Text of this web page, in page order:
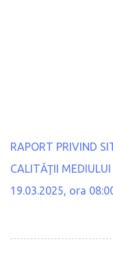
RAPORT PRIVIND
CALITĂŢII
19.03.2025, ora